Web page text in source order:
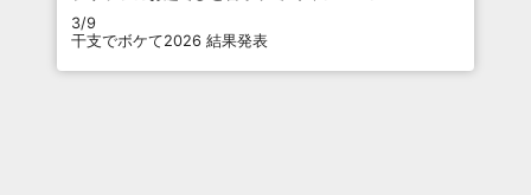
3/9
干支でボケて2026 結果発表